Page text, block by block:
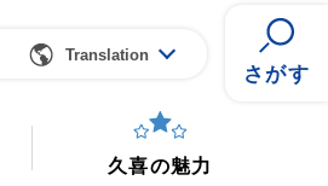
Translation
さがす
久喜の魅力